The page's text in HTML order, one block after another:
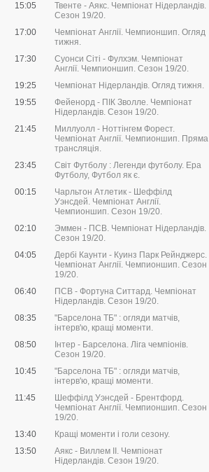
15:05
Твенте - Аякс. Чемпіонат Нідерландів.
Сезон 19/20.
17:00
Чемпіонат Англії. Чемпионшип. Огляд
тижня.
17:30
Суонси Сіті - Фулхэм. Чемпіонат
Англії. Чемпионшип. Сезон 19/20.
19:25
Чемпіонат Нідерландів. Огляд тижня.
19:55
Фейенорд - ПІК Зволле. Чемпіонат
Нідерландів. Сезон 19/20.
21:45
Миллуолл - Ноттінгем Форест.
Чемпіонат Англії. Чемпионшип. Пряма
трансляція.
23:45
Світ Футболу : Легенди футболу. Ера
Футболу, Футбол як є.
00:15
Чарльтон Атлетик - Шеффілд
Уэнсдей. Чемпіонат Англії.
Чемпионшип. Сезон 19/20.
02:10
Эммен - ПСВ. Чемпіонат Нідерландів.
Сезон 19/20.
04:05
Дербі Каунти - Куинз Парк Рейнджерс.
Чемпіонат Англії. Чемпионшип. Сезон
19/20.
06:40
ПСВ - Фортуна Ситтард. Чемпіонат
Нідерландів. Сезон 19/20.
08:35
"Барселона ТБ" : огляди матчів,
інтерв'ю, кращі моменти.
08:50
Інтер - Барселона. Ліга чемпіонів.
Сезон 19/20.
10:45
"Барселона ТБ" : огляди матчів,
інтерв'ю, кращі моменти.
11:45
Шеффілд Уэнсдей - Брентфорд.
Чемпіонат Англії. Чемпионшип. Сезон
19/20.
13:40
Кращі моменти і голи сезону.
13:50
Аякс - Виллем II. Чемпіонат
Нідерландів. Сезон 19/20.